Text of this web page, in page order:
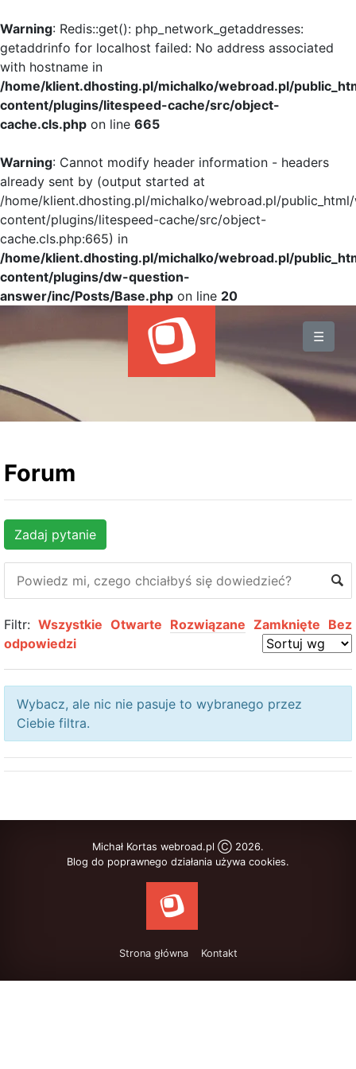
Warning: Redis::get(): php_network_getaddresses:
getaddrinfo for localhost failed: No address associated
with hostname in
/home/klient.dhosting.pl/michalko/webroad.pl/
content/plugins/litespeed-cache/src/object-
cache.cls.php on line 665
Warning: Cannot modify header information - headers
already sent by (output started at
/home/klient.dhosting.pl/michalko/webroad.pl/
content/plugins/litespeed-cache/src/object-
cache.cls.php:665) in
/home/klient.dhosting.pl/michalko/webroad.pl/
content/plugins/dw-question-
answer/inc/Posts/Base.php on line 20
☰
BLOG
WYDARZENIA
HOSTING
Forum
Zadaj pytanie
Filtr: Wszystkie Otwarte Rozwiązane Zamknięte Bez
odpowiedzi
Wybacz, ale nic nie pasuje to wybranego przez
Ciebie filtra.
Michał Kortas webroad.pl Ⓒ 2026.
Blog do poprawnego działania używa cookies.
Strona główna Kontakt